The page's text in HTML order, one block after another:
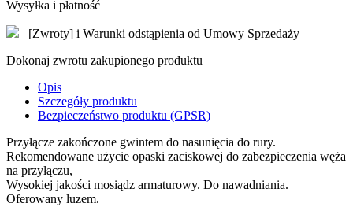
Wysyłka i płatność
[Zwroty] i Warunki odstąpienia od Umowy Sprzedaży
Dokonaj zwrotu zakupionego produktu
Opis
Szczegóły produktu
Bezpieczeństwo produktu (GPSR)
Przyłącze zakończone gwintem do nasunięcia do rury.
Rekomendowane użycie opaski zaciskowej do zabezpieczenia węża
na przyłączu,
Wysokiej jakości mosiądz armaturowy. Do nawadniania.
Oferowany luzem.